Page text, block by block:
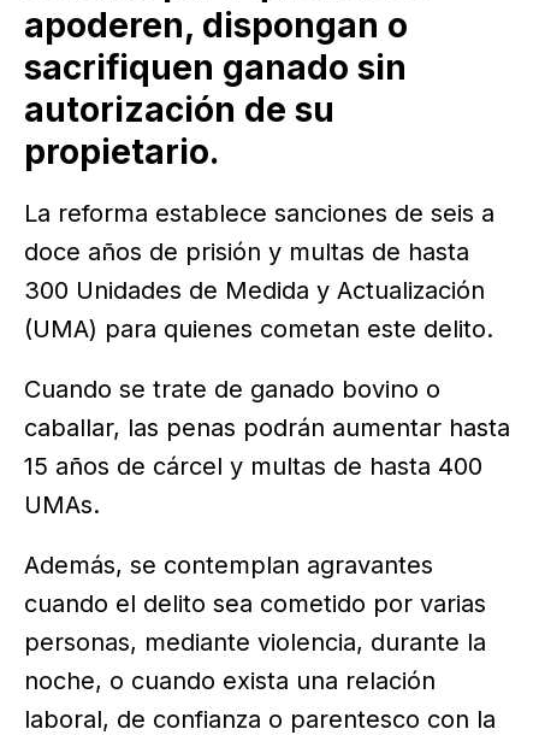
apoderen, dispongan o
sacrifiquen ganado sin
autorización de su
propietario.
La reforma establece sanciones de seis a
doce años de prisión y multas de hasta
300 Unidades de Medida y Actualización
(UMA) para quienes cometan este delito.
Cuando se trate de ganado bovino o
caballar, las penas podrán aumentar hasta
15 años de cárcel y multas de hasta 400
UMAs.
Además, se contemplan agravantes
cuando el delito sea cometido por varias
personas, mediante violencia, durante la
noche, o cuando exista una relación
laboral, de confianza o parentesco con la